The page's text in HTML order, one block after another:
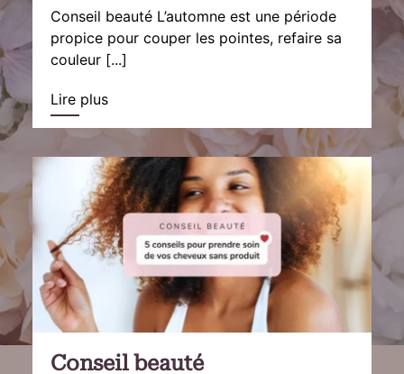
Conseil beauté L’automne est une période
propice pour couper les pointes, refaire sa
couleur [...]
Lire plus
Conseil beauté